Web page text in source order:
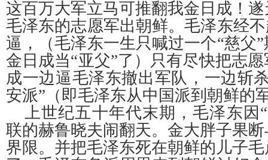
这百万大军立马可推翻我金日成！
毛泽东的志愿军出朝鲜。毛泽东经
逼，（毛泽东一生只喊过一个“慈父
金日成当“亚父”了）只有尽快把志
成一边逼毛泽东撤出军队，一边斩
安派”（即毛泽东从中国派到朝鲜的
上世纪五十年代末期，毛泽东因
联的赫鲁晓夫闹翻天。金大胖子果
界限。并把毛泽东死在朝鲜的儿子